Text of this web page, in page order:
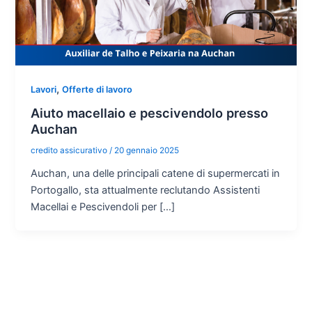
Lavori,Offerte di lavoro
Aiuto macellaio e pescivendolo presso
Auchan
credito assicurativo/ 20 gennaio 2025
Auchan, una delle principali catene di supermercati in
Portogallo, sta attualmente reclutando Assistenti
Macellai e Pescivendoli per […]